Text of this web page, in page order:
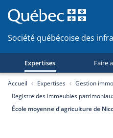
Société québécoise des
Expertises Faire
You are here:
Accueil Expertises
Gestion
Registre des immeubles
École moyenne d'agriculture de